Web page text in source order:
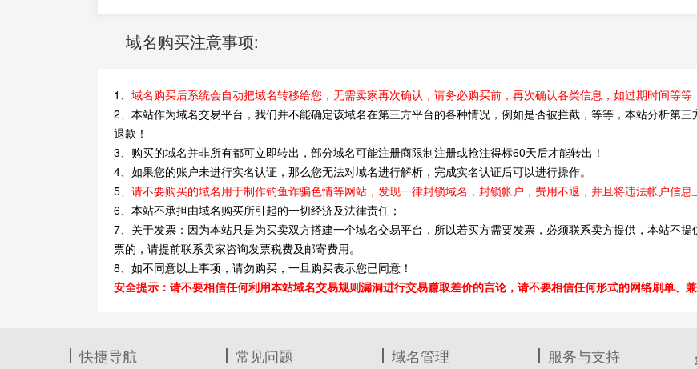
域名购买注意事项:
1、 域名购买后系统会自动把域名转移给您，无需卖家再次确认，请务必购买前，再次确认各类信息，如过期时间等等
2、本站作为域名交易平台，我们并不能确定该域名在第三方平台的各种情况，例如是否被拦截，等等，本站分析第
退款！
3、购买的域名并非所有都可立即转出，部分域名可能注册商限制注册或抢注得标60天后才能转出！
4、如果您的账户未进行实名认证，那么您无法对域名进行解析，完成实名认证后可以进行操作。
5、 请不要购买的域名用于制作钓鱼诈骗色情等网站，发现一律封锁域名，封锁帐户，费用不退，并且将违法帐户信息
6、本站不承担由域名购买所引起的一切经济及法律责任；
7、关于发票：因为本站只是为买卖双方搭建一个域名交易平台，所以若买方需要发票，必须联系卖方提供，本站不
票的，请提前联系卖家咨询发票税费及邮寄费用。
8、如不同意以上事项，请勿购买，一旦购买表示您已同意！
安全提示：请不要相信任何利用本站域名交易规则漏洞进行交易赚取差价的言论，请不要相信任何形式的网络刷单、
快捷导航 常见问题 域名管理 服务与支持